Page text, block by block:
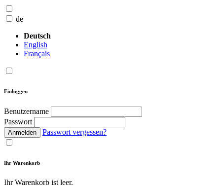
de
Deutsch
English
Français
Einloggen
Benutzername
Passwort
Anmelden Passwort vergessen?
Ihr Warenkorb
Ihr Warenkorb ist leer.